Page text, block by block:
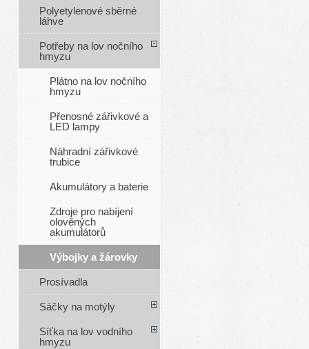
Polyetylenové sběrné
láhve
Potřeby na lov nočního
hmyzu
Plátno na lov nočního
hmyzu
Přenosné zářivkové a
LED lampy
Náhradní zářivkové
trubice
Akumulátory a baterie
Zdroje pro nabíjení
olověných
akumulátorů
Výbojky a žárovky
Prosívadla
Sáčky na motýly
Síťka na lov vodního
hmyzu